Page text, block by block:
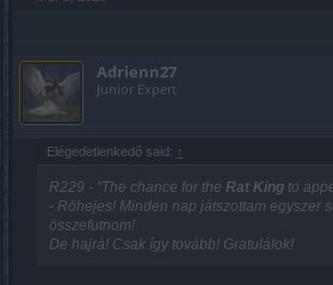
nyaklánc", de egy ranggal nagyobban, mint
View attachment 13016
Adrienn27
Junior Expert
Elégedetlenkedő said: ↑
R229 - "The chance for the Rat King to
- Röhejes! Minden nap játszottam egyszer
összefutnom!
De hajrá! Csak így tovább! Gratulálok!